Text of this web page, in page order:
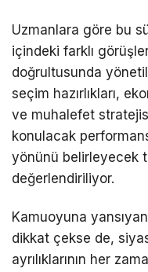
Uzmanlara göre bu
içindeki farklı
doğrultusunda
seçim hazırlıkları,
ve muhalefet
konulacak
yönünü belirleyecek
değerlendiriliyor.
Kamuoyuna
dikkat çekse de,
ayrılıklarının her